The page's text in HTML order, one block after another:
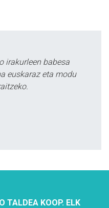
irakurleen babesa
euskaraz eta modu
TALDEA KOOP. ELK